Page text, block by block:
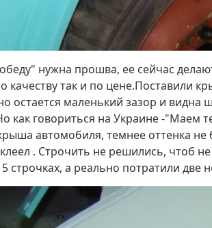
нужна прошва, ее сейчас
качеству так и по цене.Поставили
остается маленький зазор и
как говориться на Украине -
автомобиля, темнее оттенка
. Строчить не решились, чтоб
строчках, а реально потратили две